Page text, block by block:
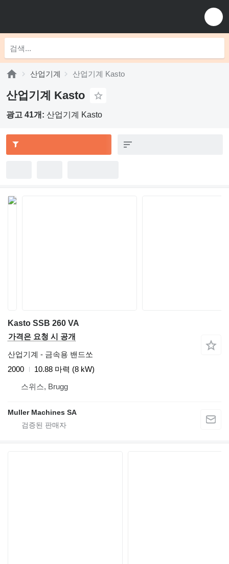
산업기계 산업기계 Kasto
산업기계 Kasto
광고 41개: 산업기계 Kasto
Kasto SSB 260 VA
가격은 요청 시 공개
산업기계 - 금속용 밴드쏘
2000
10.88 마력 (8 kW)
스위스, Brugg
Muller Machines SA